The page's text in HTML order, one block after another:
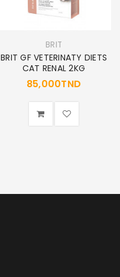
BRIT
BRIT GF VETERINATY DIETS
CAT RENAL 2KG
85,000TND